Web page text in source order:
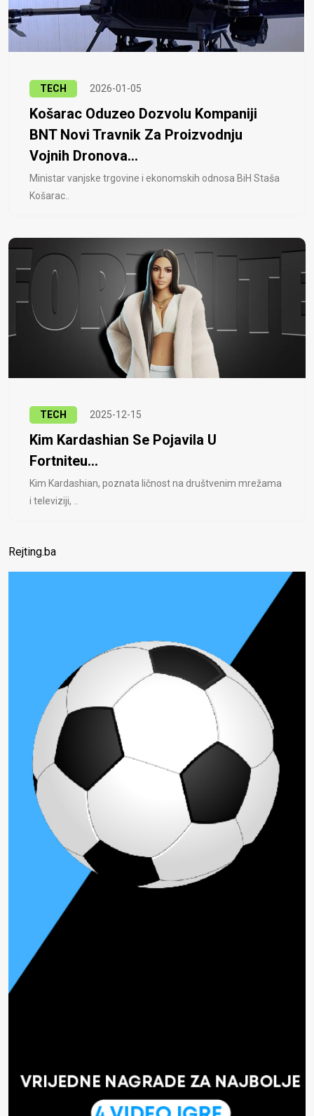
TECH 2026-01-05
Košarac Oduzeo Dozvolu Kompaniji
BNT Novi Travnik Za Proizvodnju
Vojnih Dronova...
Ministar vanjske trgovine i ekonomskih odnosa BiH Staša
Košarac..
TECH 2025-12-15
Kim Kardashian Se Pojavila U
Fortniteu...
Kim Kardashian, poznata ličnost na društvenim mrežama
i televiziji, ..
Rejting.ba